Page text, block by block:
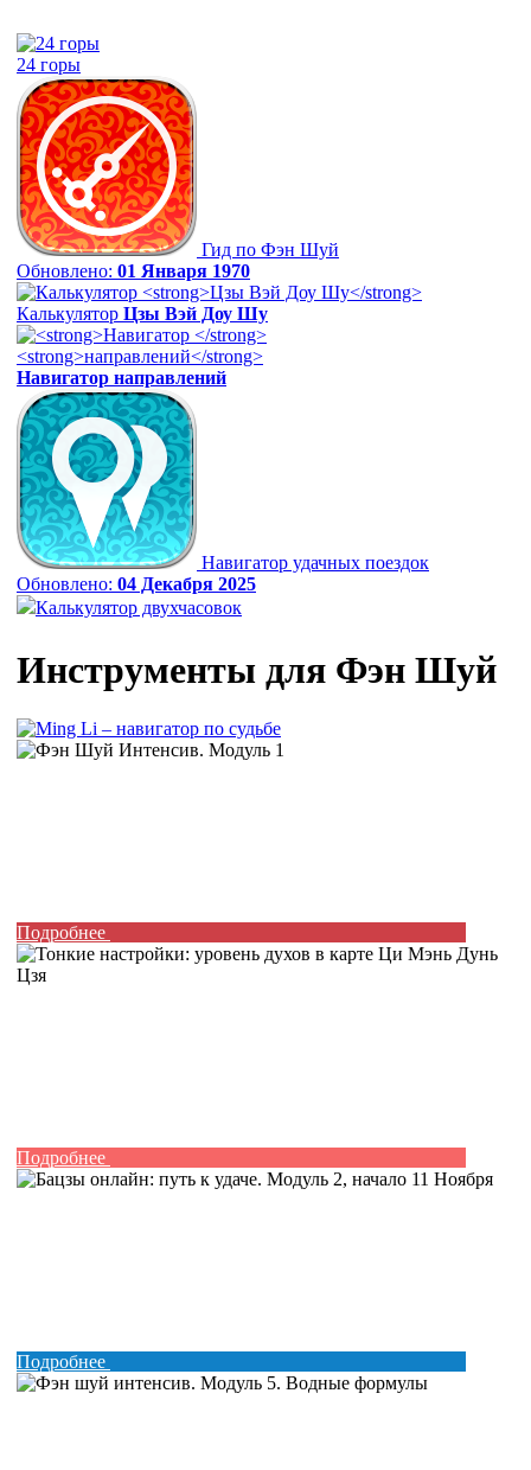
24 горы
Гид по Фэн Шуй
Обновлено: 01 Января 1970
Калькулятор Цзы Вэй Доу Шу
Навигатор направлений
Навигатор удачных поездок
Обновлено: 04 Декабря 2025
Калькулятор двухчасовок
Инструменты для Фэн Шуй
Подробнее
Подробнее
Подробнее